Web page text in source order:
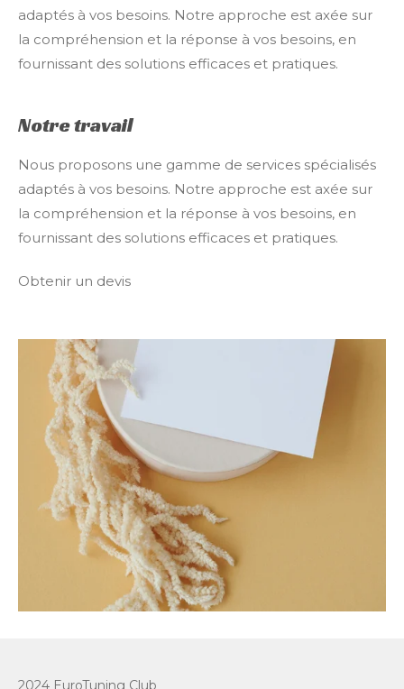
adaptés à vos besoins. Notre approche est axée sur
la compréhension et la réponse à vos besoins, en
fournissant des solutions efficaces et pratiques.
Notre travail
Nous proposons une gamme de services spécialisés
adaptés à vos besoins. Notre approche est axée sur
la compréhension et la réponse à vos besoins, en
fournissant des solutions efficaces et pratiques.
Obtenir un devis
2024 EuroTuning Club